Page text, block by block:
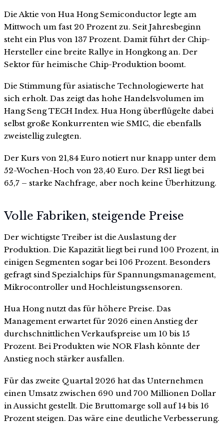
Die Aktie von Hua Hong Semiconductor legte am
Mittwoch um fast 20 Prozent zu. Seit Jahresbeginn
steht ein Plus von 137 Prozent. Damit führt der Chip-
Hersteller eine breite Rallye in Hongkong an. Der
Sektor für heimische Chip-Produktion boomt.
Die Stimmung für asiatische Technologiewerte hat
sich erholt. Das zeigt das hohe Handelsvolumen im
Hang Seng TECH Index. Hua Hong überflügelte dabei
selbst große Konkurrenten wie SMIC, die ebenfalls
zweistellig zulegten.
Der Kurs von 21,84 Euro notiert nur knapp unter dem
52-Wochen-Hoch von 23,40 Euro. Der RSI liegt bei
65,7 – starke Nachfrage, aber noch keine Überhitzung.
Volle Fabriken, steigende Preise
Der wichtigste Treiber ist die Auslastung der
Produktion. Die Kapazität liegt bei rund 100 Prozent, in
einigen Segmenten sogar bei 106 Prozent. Besonders
gefragt sind Spezialchips für Spannungsmanagement,
Mikrocontroller und Hochleistungssensoren.
Hua Hong nutzt das für höhere Preise. Das
Management erwartet für 2026 einen Anstieg der
durchschnittlichen Verkaufspreise um 10 bis 15
Prozent. Bei Produkten wie NOR Flash könnte der
Anstieg noch stärker ausfallen.
Für das zweite Quartal 2026 hat das Unternehmen
einen Umsatz zwischen 690 und 700 Millionen Dollar
in Aussicht gestellt. Die Bruttomarge soll auf 14 bis 16
Prozent steigen. Das wäre eine deutliche Verbesserung.